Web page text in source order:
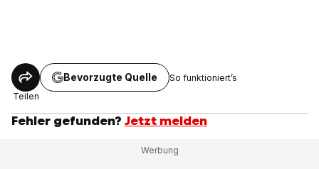
Teilen
Bevorzugte Quelle So funktioniert’s
Fehler gefunden? Jetzt melden